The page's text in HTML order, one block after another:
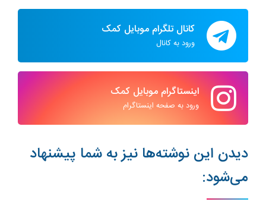
کانال تلگرام موبایل کمک
ورود به کانال
اینستاگرام موبایل کمک
ورود به صفحه اینستاگرام
دیدن این نوشته‌ها نیز به شما پیشنهاد
می‌شود: